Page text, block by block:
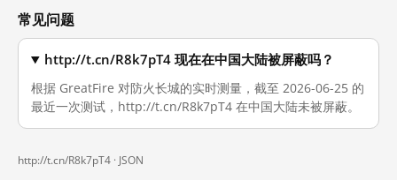
常见问题
http://t.cn/R8k7pT4 现在在中国大陆被屏蔽吗？
根据 GreatFire 对防火长城的实时测量，截至 2026-06-25 的
最近一次测试，http://t.cn/R8k7pT4 在中国大陆未被屏蔽。
http://t.cn/R8k7pT4 · JSON